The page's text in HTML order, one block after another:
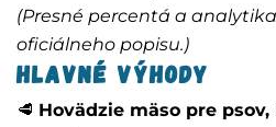
(Presné percentá a
oficiálneho popisu.)
Hlavné výhody
🥩 Hovädzie mäso pre